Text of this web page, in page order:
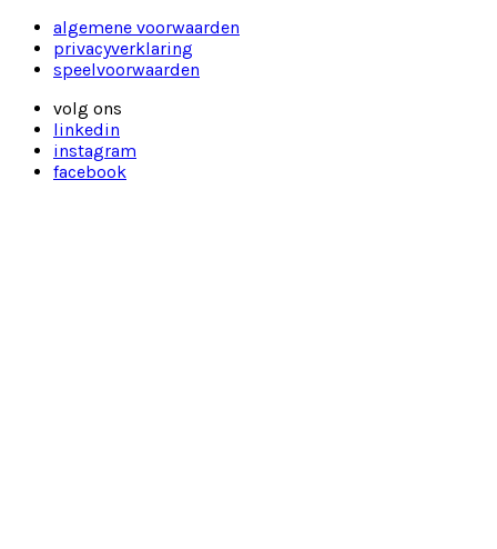
algemene voorwaarden
privacyverklaring
speelvoorwaarden
volg ons
linkedin
instagram
facebook